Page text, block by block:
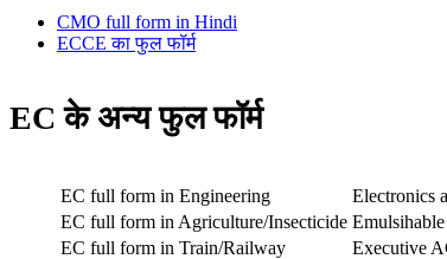
CMO full form in Hindi
ECCE का फुल फॉर्म
EC के अन्य फुल फॉर्म
EC full form in Engineering
Electronics
EC full form in Agriculture/Insecticide
EC full form in Train/Railway
Executive